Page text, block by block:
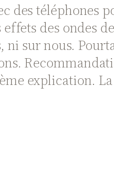
des téléphones
des ondes
ni sur nous.
explication.